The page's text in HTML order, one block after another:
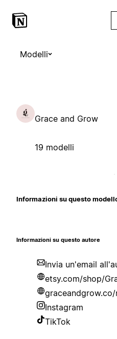
Modelli
Grace and Grow
19 modelli
Informazioni su questo
Informazioni su questo autore
Invia un'email
etsy.com/shop/
Instagram
TikTok